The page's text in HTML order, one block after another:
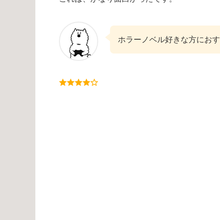
ホラーノベル好きな方にお